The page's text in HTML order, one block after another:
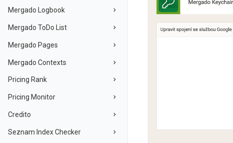
Mergado Logbook
Mergado ToDo List
Mergado Pages
Mergado Contexts
Pricing Rank
Pricing Monitor
Credito
Seznam Index Checker